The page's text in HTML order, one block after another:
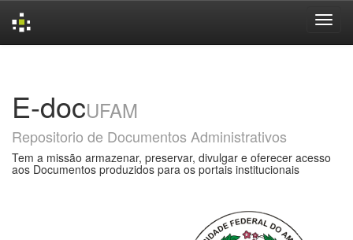
E-docUFAM
Repositorio de Documentos Administrativos
Tem a missão armazenar, preservar, divulgar e oferecer acesso
aos Documentos produzidos para os portais institucionais